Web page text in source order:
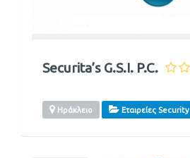
Securita’s G.S.I. P.C.
Ηράκλειο Εταιρείες Security